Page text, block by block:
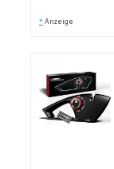
* Anzeige